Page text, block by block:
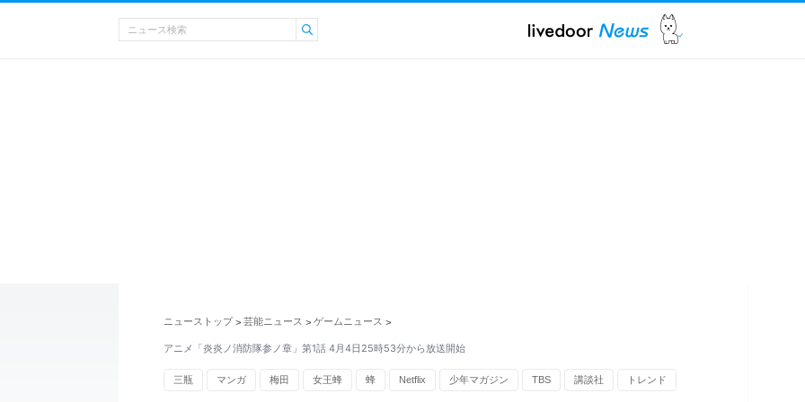
ニューストップ > 芸能ニュース > ゲームニュース >
アニメ「炎炎ノ消防隊参ノ章」第1話 4月4日25時53分から放送開始
三瓶 マンガ 梅田 女王蜂 蜂 Netflix 少年マガジン TBS 講談社 トレンド